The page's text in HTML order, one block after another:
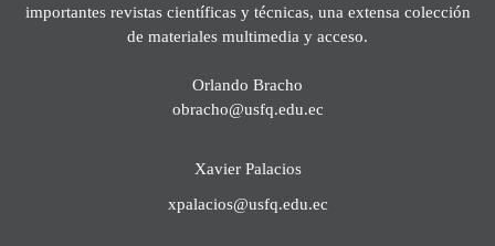
importantes revistas científicas y técnicas, una extensa colección
de materiales multimedia y acceso.
Orlando Bracho
obracho@usfq.edu.ec
Xavier Palacios
xpalacios@usfq.edu.ec